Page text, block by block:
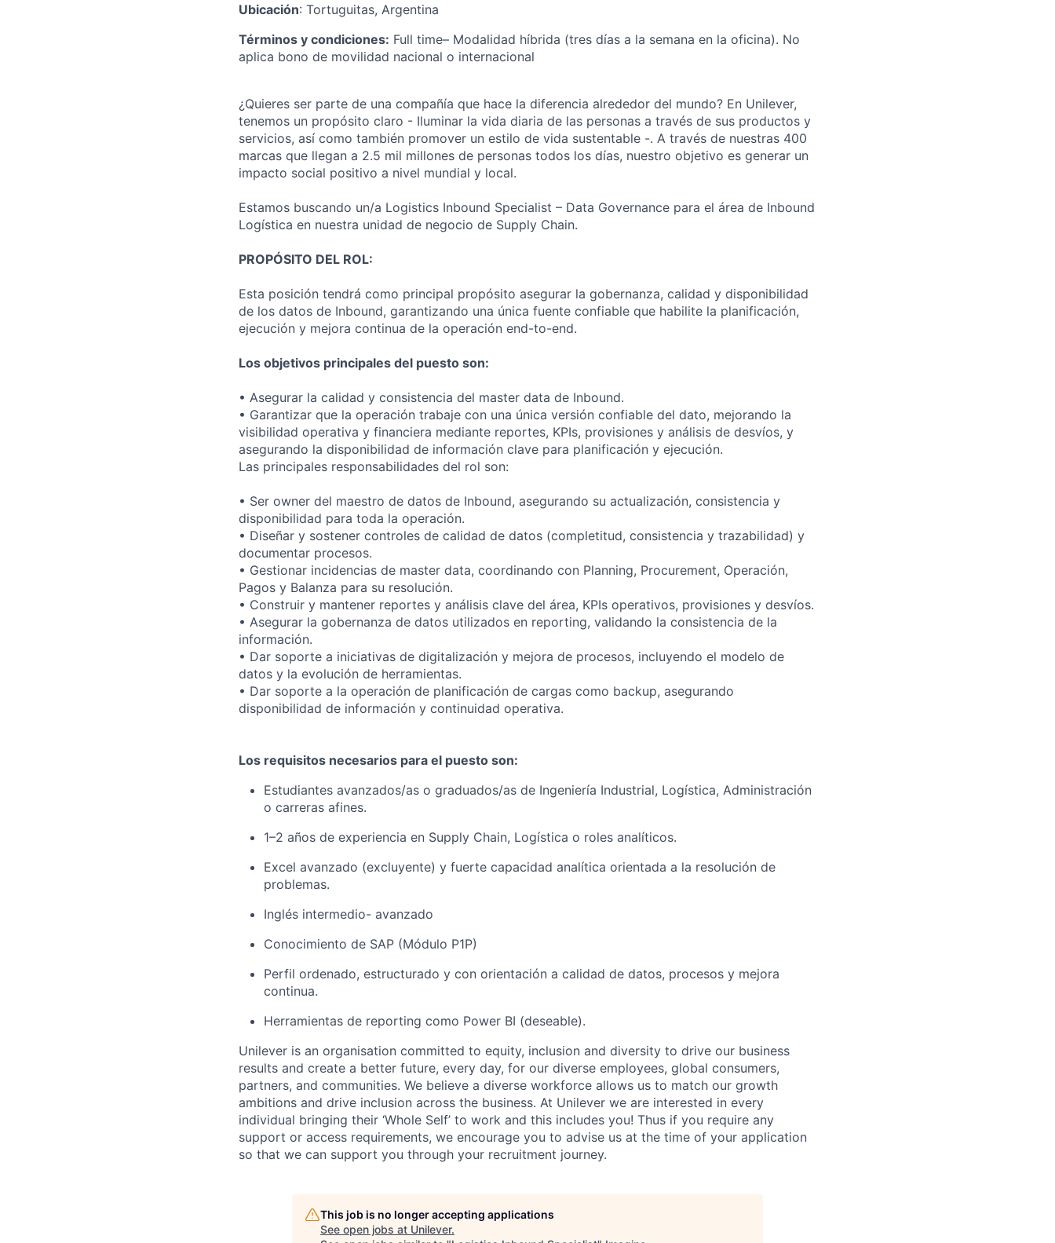
Ubicación: Tortuguitas, Argentina
Términos y condiciones: Full time– Modalidad híbrida (tres días a la semana en la oficina). No
aplica bono de movilidad nacional o internacional
¿Quieres ser parte de una compañía que hace la diferencia alrededor del mundo? En Unilever,
tenemos un propósito claro - Iluminar la vida diaria de las personas a través de sus productos y
servicios, así como también promover un estilo de vida sustentable -. A través de nuestras 400
marcas que llegan a 2.5 mil millones de personas todos los días, nuestro objetivo es generar un
impacto social positivo a nivel mundial y local.
Estamos buscando un/a Logistics Inbound Specialist – Data Governance para el área de Inbound
Logística en nuestra unidad de negocio de Supply Chain.
PROPÓSITO DEL ROL:
Esta posición tendrá como principal propósito asegurar la gobernanza, calidad y disponibilidad
de los datos de Inbound, garantizando una única fuente confiable que habilite la planificación,
ejecución y mejora continua de la operación end-to-end.
Los objetivos principales del puesto son:
• Asegurar la calidad y consistencia del master data de Inbound.
• Garantizar que la operación trabaje con una única versión confiable del dato, mejorando la
visibilidad operativa y financiera mediante reportes, KPIs, provisiones y análisis de desvíos, y
asegurando la disponibilidad de información clave para planificación y ejecución.
Las principales responsabilidades del rol son:
• Ser owner del maestro de datos de Inbound, asegurando su actualización, consistencia y
disponibilidad para toda la operación.
• Diseñar y sostener controles de calidad de datos (completitud, consistencia y trazabilidad) y
documentar procesos.
• Gestionar incidencias de master data, coordinando con Planning, Procurement, Operación,
Pagos y Balanza para su resolución.
• Construir y mantener reportes y análisis clave del área, KPIs operativos, provisiones y desvíos.
• Asegurar la gobernanza de datos utilizados en reporting, validando la consistencia de la
información.
• Dar soporte a iniciativas de digitalización y mejora de procesos, incluyendo el modelo de
datos y la evolución de herramientas.
• Dar soporte a la operación de planificación de cargas como backup, asegurando
disponibilidad de información y continuidad operativa.
Los requisitos necesarios para el puesto son:
Estudiantes avanzados/as o graduados/as de Ingeniería Industrial, Logística, Administración
o carreras afines.
1–2 años de experiencia en Supply Chain, Logística o roles analíticos.
Excel avanzado (excluyente) y fuerte capacidad analítica orientada a la resolución de
problemas.
Inglés intermedio- avanzado
Conocimiento de SAP (Módulo P1P)
Perfil ordenado, estructurado y con orientación a calidad de datos, procesos y mejora
continua.
Herramientas de reporting como Power BI (deseable).
Unilever is an organisation committed to equity, inclusion and diversity to drive our business
results and create a better future, every day, for our diverse employees, global consumers,
partners, and communities. We believe a diverse workforce allows us to match our growth
ambitions and drive inclusion across the business. At Unilever we are interested in every
individual bringing their ‘Whole Self’ to work and this includes you! Thus if you require any
support or access requirements, we encourage you to advise us at the time of your application
so that we can support you through your recruitment journey.
This job is no longer accepting applications
See open jobs at Unilever.